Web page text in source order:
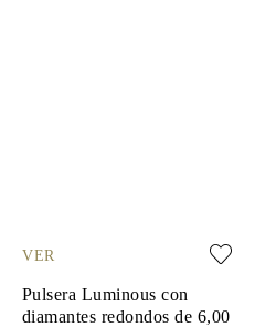
VER
Pulsera Luminous con
diamantes redondos de 6,00